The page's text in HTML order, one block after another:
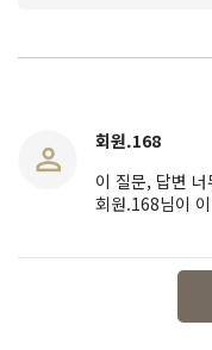
회원.168
이 질문, 답변
회원.168님이